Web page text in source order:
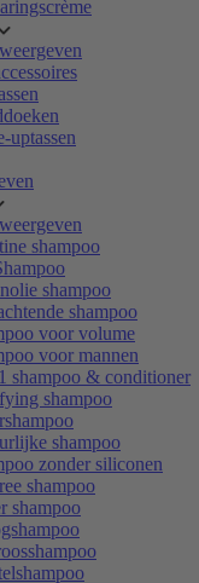
uptassen
shampoo
shampoo
shampoo
voor volume
voor mannen
shampoo & conditioner
shampoo
shampoo
zonder siliconen
shampoo
shampoo